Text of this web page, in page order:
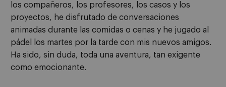
los compañeros, los profesores, los casos y los
proyectos, he disfrutado de conversaciones
animadas durante las comidas o cenas y he jugado al
pádel los martes por la tarde con mis nuevos amigos.
Ha sido, sin duda, toda una aventura, tan exigente
como emocionante.